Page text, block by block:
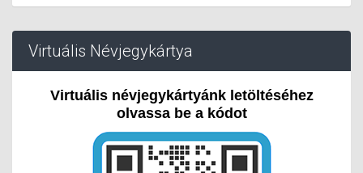
Virtuális Névjegykártya
Virtuális névjegykártyánk letöltéséhez
olvassa be a kódot